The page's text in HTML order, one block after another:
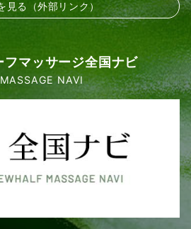
見る（外部リンク）
フマッサージ全国ナビ
NAVI